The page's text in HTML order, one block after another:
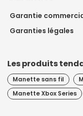
Garantie
Garanties légales
Les produits
Manette sans fil
Manette Xbox Series